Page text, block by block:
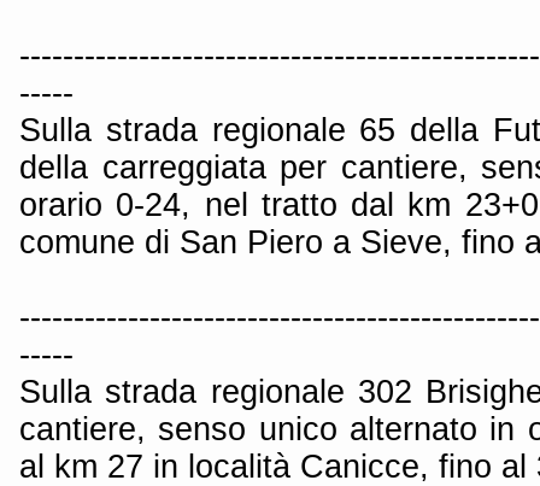
-----
Sulla strada regionale 65 della
della carreggiata per cantiere,
orario 0-24, nel tratto dal km
comune di San Piero a Sieve, fino
-----
Sulla strada regionale 302
cantiere, senso unico alternato in
al km 27 in località Canicce, fino al